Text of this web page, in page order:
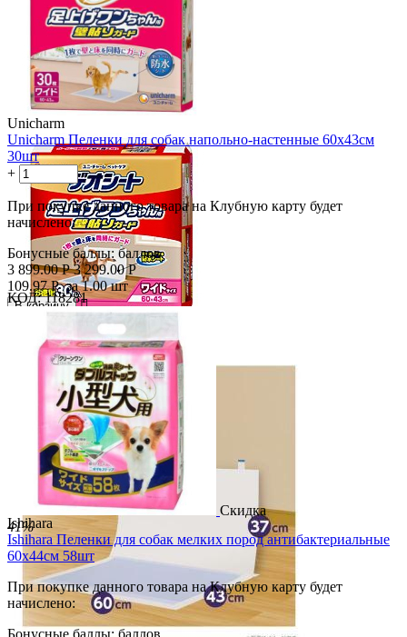
Скидка
Unicharm
Unicharm Пеленки для собак напольно-настенные 60х43см
30шт
+
−
При покупке данного товара на Клубную карту будет
начислено:
Бонусные баллы: баллов
3 899.00 Р 3 299.00 Р
109.97 Рза 1.00 шт
В корзину

КОД: 118281
Скидка
41%
Ishihara
Ishihara Пеленки для собак мелких пород антибактериальные
60х44см 58шт
При покупке данного товара на Клубную карту будет
начислено:
Бонусные баллы: баллов